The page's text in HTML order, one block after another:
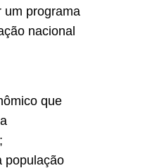
um programa
nacional
que
população